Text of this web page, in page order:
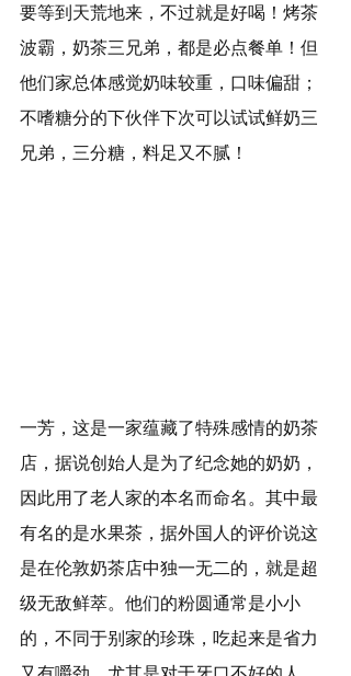
要等到天荒地来，不过就是好喝！烤茶
波霸，奶茶三兄弟，都是必点餐单！但
他们家总体感觉奶味较重，口味偏甜；
不嗜糖分的下伙伴下次可以试试鲜奶三
兄弟，三分糖，料足又不腻！
一芳，这是一家蕴藏了特殊感情的奶茶
店，据说创始人是为了纪念她的奶奶，
因此用了老人家的本名而命名。其中最
有名的是水果茶，据外国人的评价说这
是在伦敦奶茶店中独一无二的，就是超
级无敌鲜萃。他们的粉圆通常是小小
的，不同于别家的珍珠，吃起来是省力